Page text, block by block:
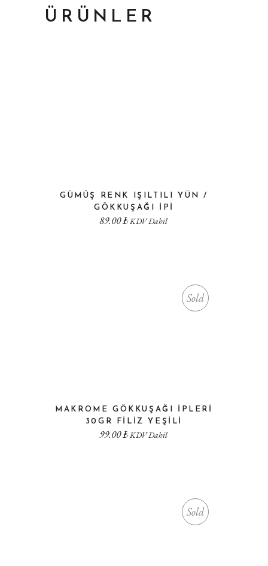
ÜRÜNLER
GÜMÜŞ RENK IŞILTILI YÜN /
GÖKKUŞAĞI IPI
89.00₺KDV Dahil
Sold
MAKROME GÖKKUŞAĞI İPLERI
30GR FILIZ YEŞILI
99.00₺KDV Dahil
Sold